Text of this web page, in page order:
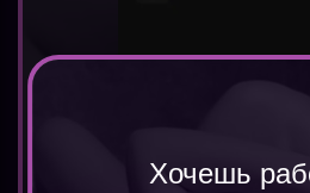
Хочешь